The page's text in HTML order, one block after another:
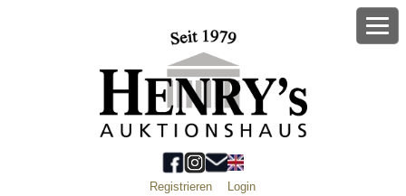
Registrieren Login